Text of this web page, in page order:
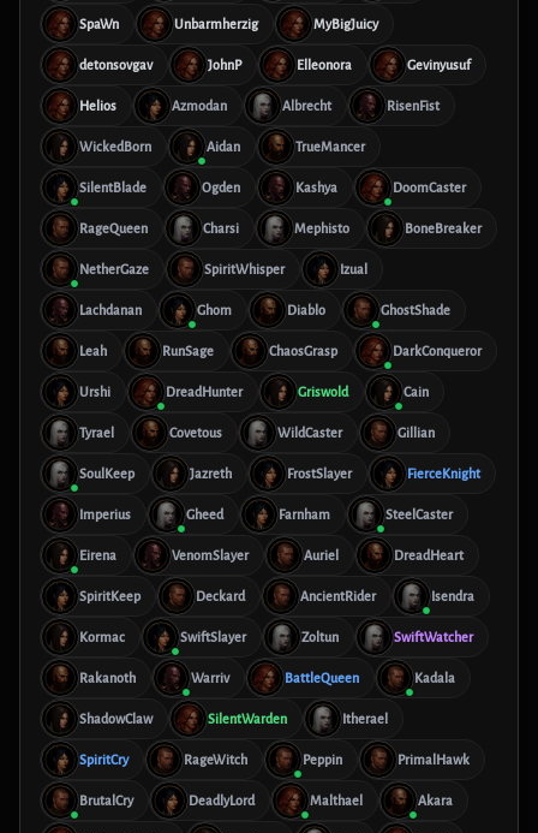
SpaWn Unbarmherzig MyBigJuicy
detonsovgav JohnP Elleonora Gevinyusuf
Helios Azmodan Albrecht RisenFist
WickedBorn Aidan TrueMancer
SilentBlade Ogden Kashya DoomCaster
RageQueen Charsi Mephisto BoneBreaker
NetherGaze SpiritWhisper Izual
Lachdanan Ghom Diablo GhostShade
Leah RunSage ChaosGrasp DarkConqueror
Urshi DreadHunter Griswold Cain
Tyrael Covetous WildCaster Gillian
SoulKeep Jazreth FrostSlayer FierceKnight
Imperius Gheed Farnham SteelCaster
Eirena VenomSlayer Auriel DreadHeart
SpiritKeep Deckard AncientRider Isendra
Kormac SwiftSlayer Zoltun SwiftWatcher
Rakanoth Warriv BattleQueen Kadala
ShadowClaw SilentWarden Itherael
SpiritCry RageWitch Peppin PrimalHawk
BrutalCry DeadlyLord Malthael Akara